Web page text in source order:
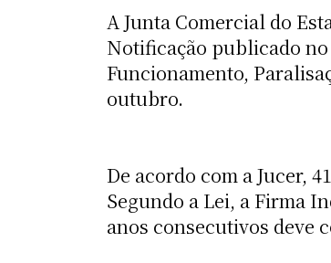
A Junta Comercial do
Notificação publicado
Funcionamento,
outubro.
De acordo com a Jucer,
Segundo a Lei, a Firma
anos consecutivos deve